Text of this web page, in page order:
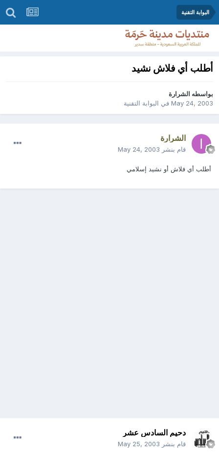
البوابة التقنية
أطلب أي فلاش نشيد
بواسطه الشرارة
May 24, 2003في البوابة التقنية
الشرارة
قام بنشر May 24, 2003
أطلب أي فلاش أو نشيد إسلامي
دحيم السادس عشر
قام بنشر May 25, 2003